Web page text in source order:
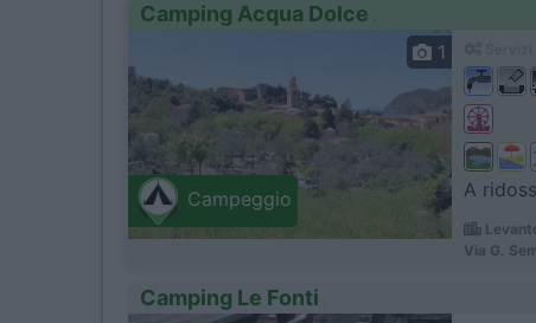
Camping Acqua Dolce
Campeggio
1
A
Via G.
Camping Le Fonti